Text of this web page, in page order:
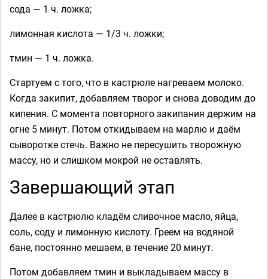
сода — 1 ч. ложка;
лимонная кислота — 1/3 ч. ложки;
тмин — 1 ч. ложка.
Стартуем с того, что в кастрюле нагреваем молоко.
Когда закипит, добавляем творог и снова доводим до
кипения. С момента повторного закипания держим на
огне 5 минут. Потом откидываем на марлю и даём
сыворотке стечь. Важно не пересушить творожную
массу, но и слишком мокрой не оставлять.
Завершающий этап
Далее в кастрюлю кладём сливочное масло, яйца,
соль, соду и лимонную кислоту. Греем на водяной
бане, постоянно мешаем, в течение 20 минут.
Потом добавляем тмин и выкладываем массу в